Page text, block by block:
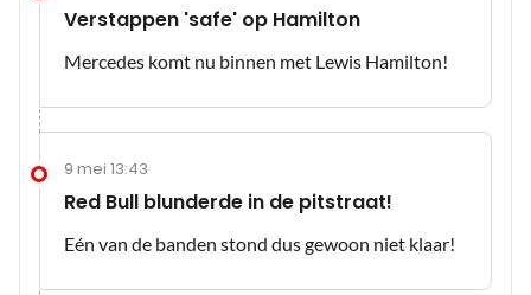
Verstappen 'safe' op Hamilton
Mercedes komt nu binnen met Lewis Hamilton!
9 mei 13:43
Red Bull blunderde in de pitstraat!
Eén van de banden stond dus gewoon niet klaar!